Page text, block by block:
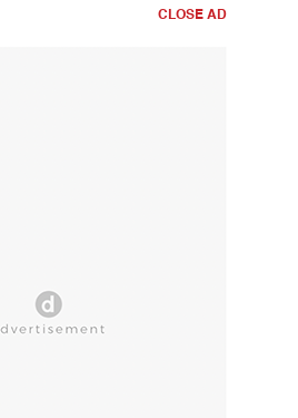
CLOSE AD